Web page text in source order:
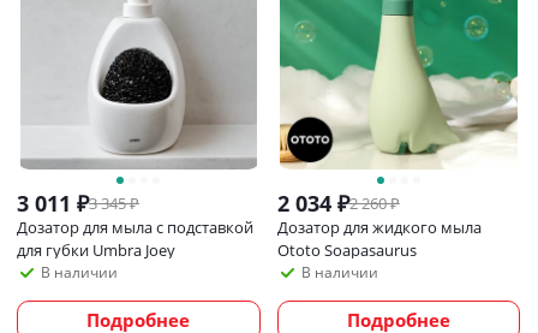
3 011 ₽3 345₽
Дозатор для мыла с подставкой
для губки Umbra Joey
В наличии
Подробнее
2 034₽2 260₽
Дозатор для жидкого мыла
Ototo Soapasaurus
В наличии
Подробнее